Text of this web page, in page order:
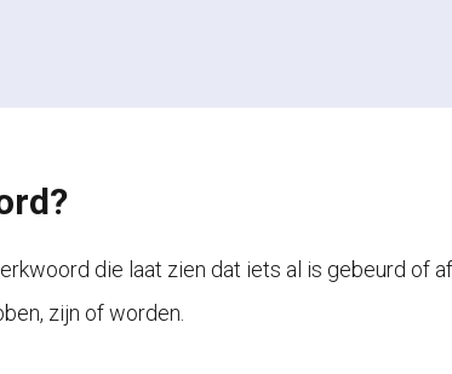
die laat zien dat iets al is gebeurd of
zijn of worden.